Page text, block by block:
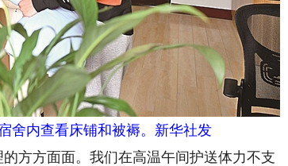
舍内查看床铺和被褥。新华社发
方方面面。我们在高温午间护送体力不支